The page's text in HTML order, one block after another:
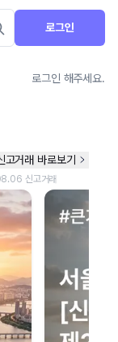
로그인
로그인 해주세요.